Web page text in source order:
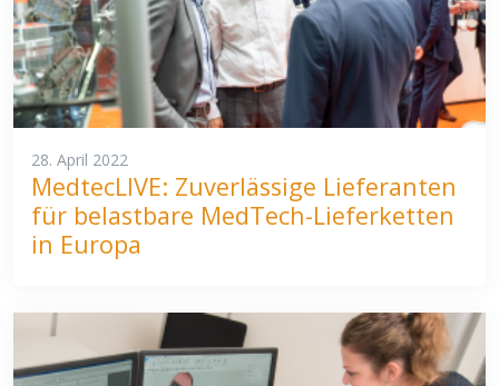
28. April 2022
MedtecLIVE: Zuverlässige Lieferanten
für belastbare MedTech-Lieferketten
in Europa